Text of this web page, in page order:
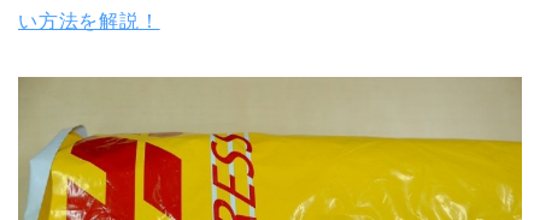
い方法を解説！